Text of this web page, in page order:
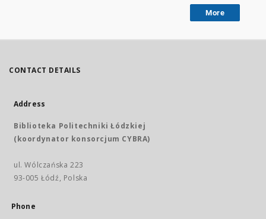
More
CONTACT DETAILS
Address
Biblioteka Politechniki Łódzkiej
(koordynator konsorcjum CYBRA)
ul. Wólczańska 223
93-005 Łódź, Polska
Phone